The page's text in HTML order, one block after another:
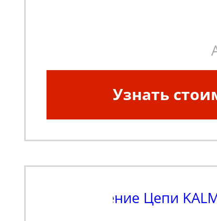
Узнать